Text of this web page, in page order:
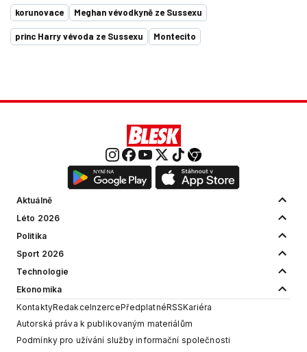
korunovace Meghan vévodkyně ze Sussexu
princ Harry vévoda ze Sussexu Montecito
Aktuálně
Léto 2026
Politika
Sport 2026
Technologie
Ekonomika
KontaktyRedakceInzercePředplatnéRSSKariéra
Autorská práva k publikovaným materiálům
Podmínky pro užívání služby informační společnosti